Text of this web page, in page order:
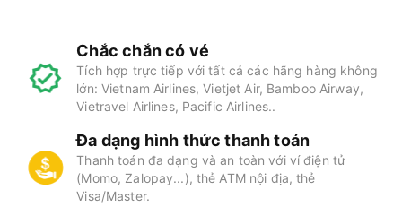
Chắc chắn có vé
Tích hợp trực tiếp với tất cả các hãng hàng không
lớn: Vietnam Airlines, Vietjet Air, Bamboo Airway,
Vietravel Airlines, Pacific Airlines..
Đa dạng hình thức thanh toán
Thanh toán đa dạng và an toàn với ví điện tử
(Momo, Zalopay...), thẻ ATM nội địa, thẻ
Visa/Master.